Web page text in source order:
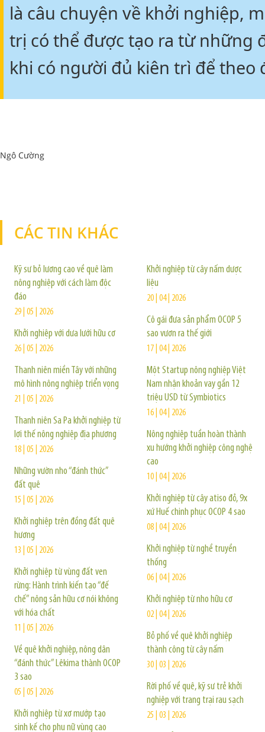
là câu chuyện về khởi nghiệp,
trị có thể được tạo ra từ những
khi có người đủ kiên trì để theo
Ngô Cường
CÁC TIN KHÁC
Kỹ sư bỏ lương cao về quê làm
nông nghiệp với cách làm độc
đáo
29 | 05 | 2026
Khởi nghiệp với dưa lưới hữu cơ
26 | 05 | 2026
Thanh niên miền Tây với những
mô hình nông nghiệp triển vọng
21 | 05 | 2026
Thanh niên Sa Pa khởi nghiệp từ
lợi thế nông nghiệp địa phương
18 | 05 | 2026
Những vườn nho “đánh thức”
đất quê
15 | 05 | 2026
Khởi nghiệp trên đồng đất quê
hương
13 | 05 | 2026
Khởi nghiệp từ vùng đất ven
rừng: Hành trình kiến tạo “đế
chế” nông sản hữu cơ nói không
với hóa chất
11 | 05 | 2026
Về quê khởi nghiệp, nông dân
“đánh thức” Lêkima thành OCOP
3 sao
05 | 05 | 2026
Khởi nghiệp từ xơ mướp tạo
sinh kế cho phụ nữ vùng cao
Khởi nghiệp từ cây nấm dược
liệu
20 | 04 | 2026
Cô gái đưa sản phẩm OCOP 5
sao vươn ra thế giới
17 | 04 | 2026
Một Startup nông nghiệp Việt
Nam nhận khoản vay gần 12
triệu USD từ Symbiotics
16 | 04 | 2026
Nông nghiệp tuần hoàn thành
xu hướng khởi nghiệp công nghệ
cao
10 | 04 | 2026
Khởi nghiệp từ cây atiso đỏ, 9x
xứ Huế chinh phục OCOP 4 sao
08 | 04 | 2026
Khởi nghiệp từ nghề truyền
thống
06 | 04 | 2026
Khởi nghiệp từ nho hữu cơ
02 | 04 | 2026
Bỏ phố về quê khởi nghiệp
thành công từ cây nấm
30 | 03 | 2026
Rời phố về quê, kỹ sư trẻ khởi
nghiệp với trang trại rau sạch
25 | 03 | 2026